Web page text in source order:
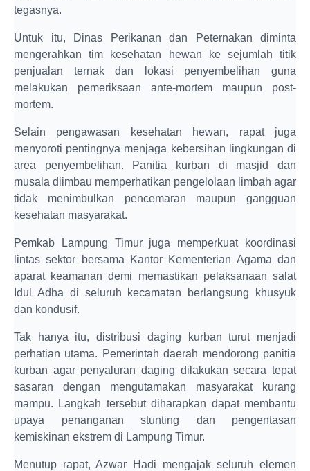
tegasnya.
Untuk itu, Dinas Perikanan dan Peternakan diminta
mengerahkan tim kesehatan hewan ke sejumlah titik
penjualan ternak dan lokasi penyembelihan guna
melakukan pemeriksaan ante-mortem maupun post-
mortem.
Selain pengawasan kesehatan hewan, rapat juga
menyoroti pentingnya menjaga kebersihan lingkungan di
area penyembelihan. Panitia kurban di masjid dan
musala diimbau memperhatikan pengelolaan limbah agar
tidak menimbulkan pencemaran maupun gangguan
kesehatan masyarakat.
Pemkab Lampung Timur juga memperkuat koordinasi
lintas sektor bersama Kantor Kementerian Agama dan
aparat keamanan demi memastikan pelaksanaan salat
Idul Adha di seluruh kecamatan berlangsung khusyuk
dan kondusif.
Tak hanya itu, distribusi daging kurban turut menjadi
perhatian utama. Pemerintah daerah mendorong panitia
kurban agar penyaluran daging dilakukan secara tepat
sasaran dengan mengutamakan masyarakat kurang
mampu. Langkah tersebut diharapkan dapat membantu
upaya penanganan stunting dan pengentasan
kemiskinan ekstrem di Lampung Timur.
Menutup rapat, Azwar Hadi mengajak seluruh elemen